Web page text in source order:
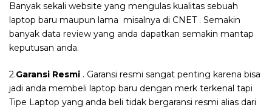
Banyak sekali website yang mengulas kualitas sebuah
laptop baru maupun lama misalnya di CNET . Semakin
banyak data review yang anda dapatkan semakin mantap
keputusan anda.
2.Garansi Resmi . Garansi resmi sangat penting karena bisa
jadi anda membeli laptop baru dengan merk terkenal tapi
Tipe Laptop yang anda beli tidak bergaransi resmi alias dari